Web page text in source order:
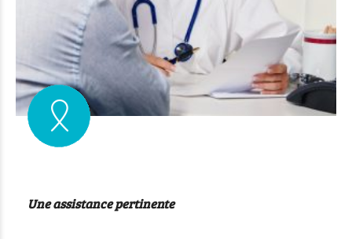
Une assistance pertinente